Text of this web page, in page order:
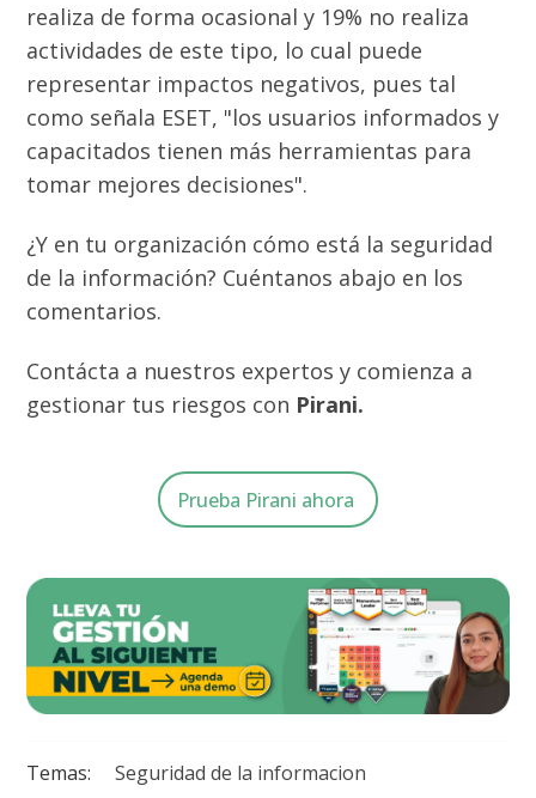
realiza de forma ocasional y 19% no realiza
actividades de este tipo, lo cual puede
representar impactos negativos, pues tal
como señala ESET, "los usuarios informados y
capacitados tienen más herramientas para
tomar mejores decisiones".
¿Y en tu organización cómo está la seguridad
de la información? Cuéntanos abajo en los
comentarios.
Contácta a nuestros expertos y comienza a
gestionar tus riesgos con Pirani.
Prueba Pirani ahora
Temas: Seguridad de la informacion